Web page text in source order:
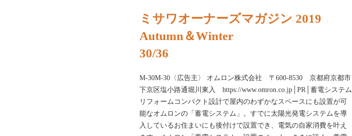
ミサワオーナーズマガジン 2019
Autumn＆Winter
30/36
M-30M-30〈広告主〉 オムロン株式会社 〒600-8530 京都府京都市
下京区塩小路通堀川東入 https://www.omron.co.jp│PR│蓄電システム
リフォームコンパクト設計で屋内のわずかなスペースにも設置が可
能なオムロンの「蓄電システム」。すでに太陽光発電システムを導
入しているお住まいにも後付けで設置でき、電気の自家消費を叶え